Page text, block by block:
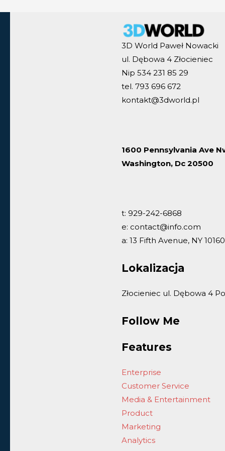
3D World Paweł Nowacki
ul. Dębowa 4 Złocieniec
Nip 534 231 85 29
tel. 793 696 672
kontakt@3dworld.pl
1600 Pennsylvania Ave
Washington, Dc 20500
t: 929-242-6868
e: contact@info.com
a: 13 Fifth Avenue, NY 10160
Lokalizacja
Złocieniec ul. Dębowa 4
Follow Me
Features
Enterprise
Customer Service
Media & Entertainment
Product
Marketing
Analytics